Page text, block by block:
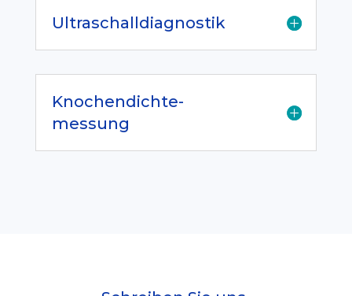
Ultraschalldiagnostik
Knochendichte-
messung